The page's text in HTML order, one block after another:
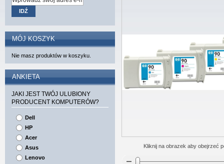
Kliknij na obrazek aby obejrzeć
IDŹ
MÓJ KOSZYK
Nie masz produktów w koszyku.
ANKIETA
JAKI JEST TWÓJ ULUBIONY
PRODUCENT KOMPUTERÓW?
Dell
HP
Acer
Asus
Lenovo